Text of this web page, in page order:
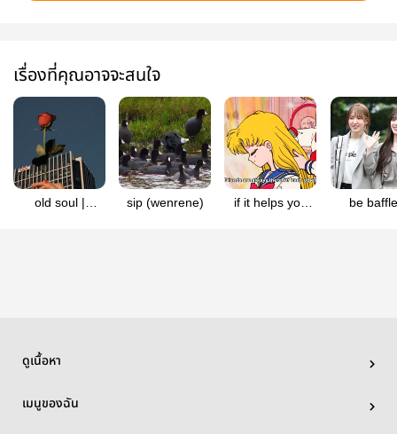
เรื่องที่คุณอาจจะสนใจ
old soul |
sip (wenrene)
if it helps you
be
ดูเนื้อหา
เมนูของฉัน